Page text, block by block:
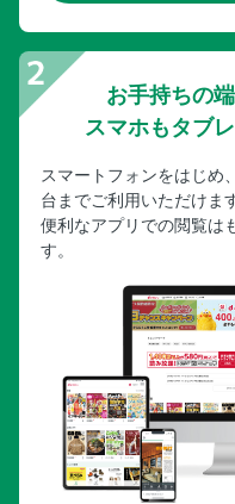
お手持ちの
スマホもタブ
スマートフォンをはじめ
台までご利用いただけま
便利なアプリでの閲覧は
す。